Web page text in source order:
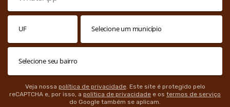
Veja nossa política de privacidade. Este site é protegido pelo
reCAPTCHA e, por isso, a política de privacidade e os termos de serviço
do Google também se aplicam.